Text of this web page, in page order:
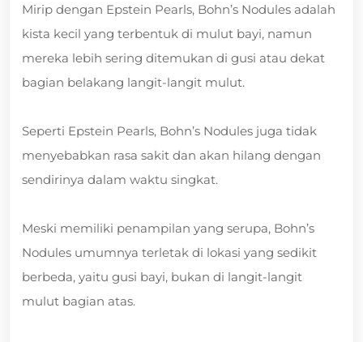
Mirip dengan Epstein Pearls, Bohn’s Nodules adalah
kista kecil yang terbentuk di mulut bayi, namun
mereka lebih sering ditemukan di gusi atau dekat
bagian belakang langit-langit mulut.
Seperti Epstein Pearls, Bohn’s Nodules juga tidak
menyebabkan rasa sakit dan akan hilang dengan
sendirinya dalam waktu singkat.
Meski memiliki penampilan yang serupa, Bohn’s
Nodules umumnya terletak di lokasi yang sedikit
berbeda, yaitu gusi bayi, bukan di langit-langit
mulut bagian atas.